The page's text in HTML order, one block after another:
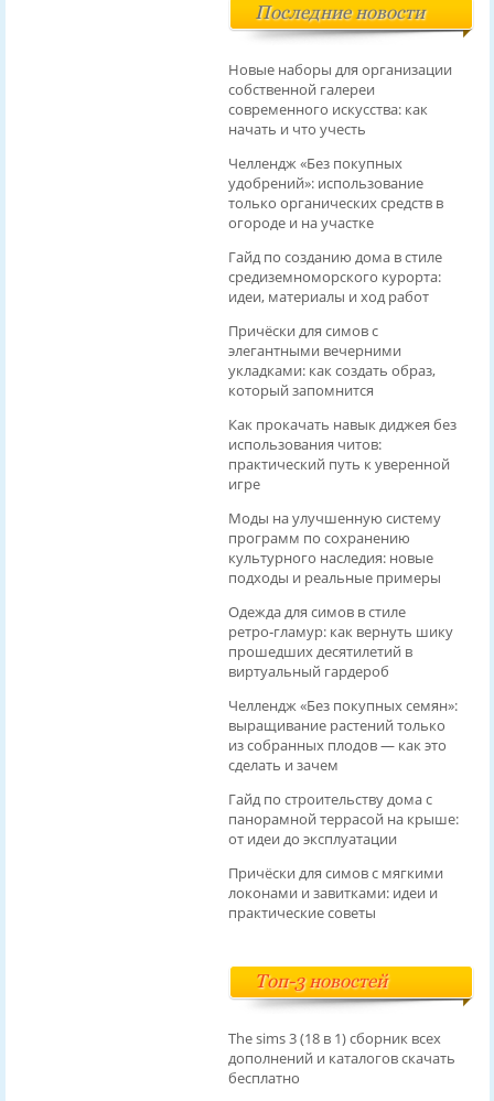
Последние новости
Новые наборы для организации
собственной галереи
современного искусства: как
начать и что учесть
Челлендж «Без покупных
удобрений»: использование
только органических средств в
огороде и на участке
Гайд по созданию дома в стиле
средиземноморского курорта:
идеи, материалы и ход работ
Причёски для симов с
элегантными вечерними
укладками: как создать образ,
который запомнится
Как прокачать навык диджея без
использования читов:
практический путь к уверенной
игре
Моды на улучшенную систему
программ по сохранению
культурного наследия: новые
подходы и реальные примеры
Одежда для симов в стиле
ретро‑гламур: как вернуть шику
прошедших десятилетий в
виртуальный гардероб
Челлендж «Без покупных семян»:
выращивание растений только
из собранных плодов — как это
сделать и зачем
Гайд по строительству дома с
панорамной террасой на крыше:
от идеи до эксплуатации
Причёски для симов с мягкими
локонами и завитками: идеи и
практические советы
Топ-3 новостей
The sims 3 (18 в 1) сборник всех
дополнений и каталогов скачать
бесплатно